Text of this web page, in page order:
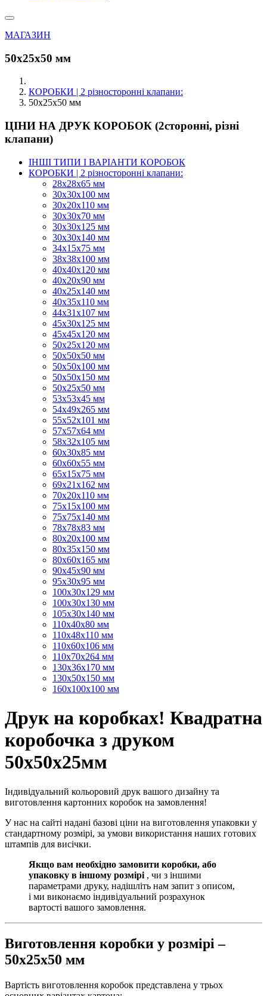
МАГАЗИН
50х25х50 мм
КОРОБКИ | 2 різносторонні клапани:
50х25х50 мм
ЦІНИ НА ДРУК КОРОБОК (2сторонні, різні
клапани)
ІНШІ ТИПИ І ВАРІАНТИ КОРОБОК
КОРОБКИ | 2 різносторонні клапани:
28х28х65 мм
30х30х100 мм
30х20х110 мм
30х30х70 мм
30х30х125 мм
30х30х140 мм
34х15х75 мм
38х38х100 мм
40х40х120 мм
40х20х90 мм
40х25х140 мм
40х35х110 мм
44х31х107 мм
45х30х125 мм
45х45х120 мм
50х25х120 мм
50х50х50 мм
50х50х100 мм
50х50х150 мм
50х25х50 мм
53х53х45 мм
54х49х265 мм
55х52х101 мм
57х57х64 мм
58х32х105 мм
60х30х85 мм
60х60х55 мм
65х15х75 мм
69х21х162 мм
70х20х110 мм
75х15х100 мм
75х75х140 мм
78х78х83 мм
80х20х100 мм
80х35х150 мм
80х60х165 мм
90х45х90 мм
95х30х95 мм
100х30х129 мм
100х30х130 мм
105х30х140 мм
110х40х80 мм
110х48х110 мм
110х60х106 мм
110х70х264 мм
130х36х170 мм
130х50х150 мм
160х100х100 мм
Друк на коробках! Квадратна
коробочка з друком
50х50х25мм
Індивідуальний кольоровий друк вашого дизайну та
виготовлення картонних коробок на замовлення!
У нас на сайті надані базові ціни на виготовлення упаковки у
стандартному розмірі, за умови використання наших готових
штампів для висічки.
Якщо вам необхідно замовити коробки, або
упаковку в іншому розмірі , чи з іншими
параметрами друку, надішліть нам запит з описом,
і ми виконаємо індивідуальний розрахунок
вартості вашого замовлення.
Виготовлення коробки у розмірі –
50х25х50 мм
Вартість виготовлення коробок представлена у трьох